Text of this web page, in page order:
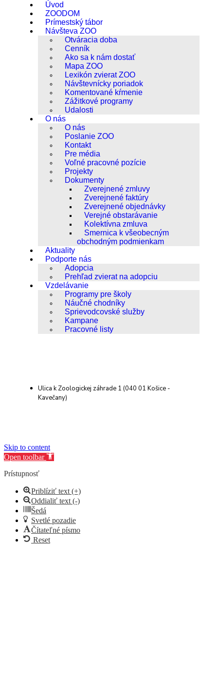
Úvod
ZOODOM
Prímestský tábor
Návšteva ZOO
Otváracia doba
Cenník
Ako sa k nám dostať
Mapa ZOO
Lexikón zvierat ZOO
Návštevnícky poriadok
Komentované kŕmenie
Zážitkové programy
Udalosti
O nás
O nás
Poslanie ZOO
Kontakt
Pre média
Voľné pracovné pozície
Projekty
Dokumenty
Zverejnené zmluvy
Zverejnené faktúry
Zverejnené objednávky
Verejné obstarávanie
Kolektívna zmluva
Smernica k všeobecným
obchodným podmienkam
Aktuality
Podporte nás
Adopcia
Prehľad zvierat na adopciu
Vzdelávanie
Programy pre školy
Náučné chodníky
Sprievodcovské služby
Kampane
Pracovné listy
Ulica k Zoologickej záhrade 1 (040 01 Košice -
Kavečany)
Skip to content
Open toolbar
Prístupnosť
Priblíziť text (+)
Oddialiť text (-)
Šedá
Svetlé pozadie
Čítateľné písmo
Reset